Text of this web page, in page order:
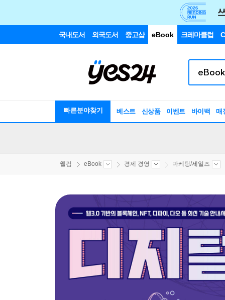
국내도서 외국도서 중고샵 eBook 크레마클럽
빠른분야찾기 베스트 신상품 이벤트 바이백 매
웰컴 eBook 경제 경영 마케팅/세일즈